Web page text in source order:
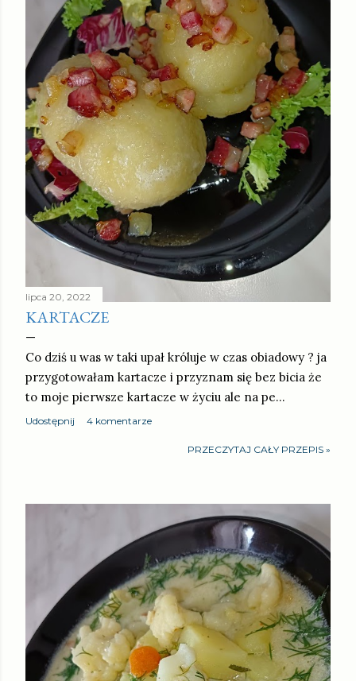
lipca 20, 2022
KARTACZE
Co dziś u was w taki upał króluje w czas obiadowy ? ja
przygotowałam kartacze i przyznam się bez bicia że
to moje pierwsze kartacze w życiu ale na pe…
Udostępnij 4 komentarze
PRZECZYTAJ CAŁY PRZEPIS »